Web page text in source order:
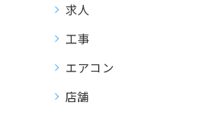
求人
工事
エアコン
店舗